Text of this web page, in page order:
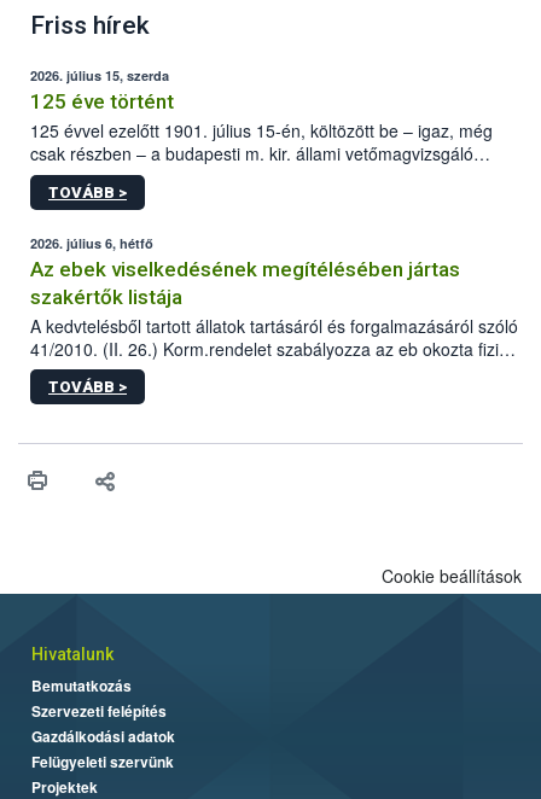
Friss hírek
2026. július 15, szerda
125 éve történt
125 évvel ezelőtt 1901. július 15-én, költözött be – igaz, még
csak részben – a budapesti m. kir. állami vetőmagvizsgáló
állomás a Kis Rókus utca 15. szám alatti, Czigler Győző által
tervezett új épületébe.
TOVÁBB >
2026. július 6, hétfő
Az ebek viselkedésének megítélésében jártas
szakértők listája
A kedvtelésből tartott állatok tartásáról és forgalmazásáról szóló
41/2010. (II. 26.) Korm.rendelet szabályozza az eb okozta fizikai
sérülés, illetve ennek veszélye keletkezésekor felmerülő
hatósági feladatokat, valamint a veszélyes eb tartását és annak
vonni az ebek viselkedésének megítélésében jártas szakértőt.
TOVÁBB >
Cookie beállítások
Hivatalunk
Bemutatkozás
Szervezeti felépítés
Gazdálkodási adatok
Felügyeleti szervünk
Projektek